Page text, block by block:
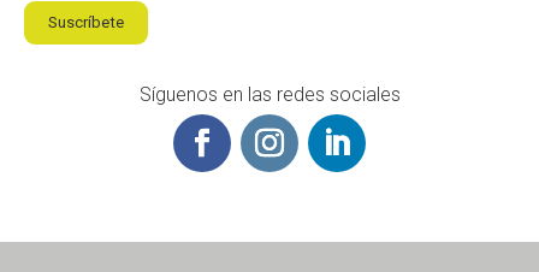
Suscríbete
Síguenos en las redes sociales